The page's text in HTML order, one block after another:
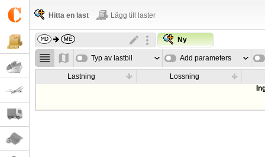
Hitta en last Lägg till laster
Ny
Typ av lastbil Add parameters
Lastning
Lossning